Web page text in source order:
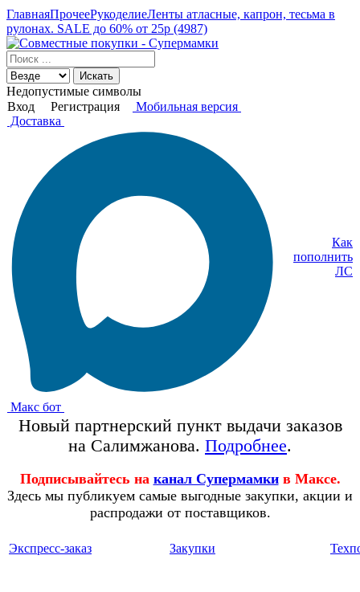
ГлавнаяПрочееРукоделиеЛенты атласные, капрон, тесьма в
рулонах. SALE до 60% от 25р (4987)
Искать
Недопустимые символы
Вход
Регистрация
Мобильная версия
Доставка
Макс бот
Как
пополнить
ЛС
Новый партнерский пункт выдачи заказов
на Салимжанова. Подробнее.
Подписывайтесь на канал Супермамки в Максе.
Здесь мы публикуем самые выгодные закупки, акции и
распродажи от поставщиков.
Экспресс-заказ Закупки